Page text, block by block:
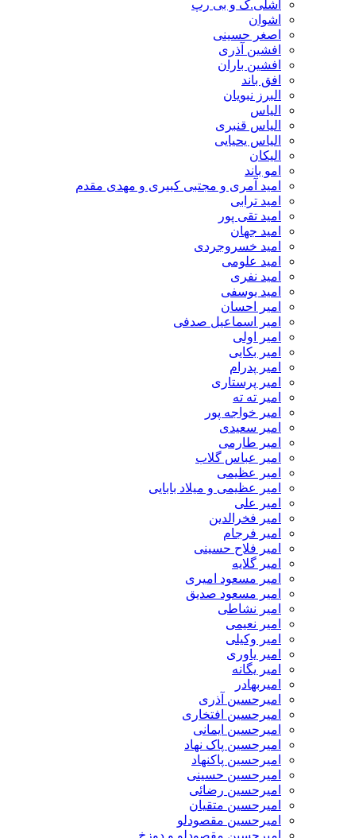
اشلی.ک و بی رپ
اشوان
اصغر حسینی
افشین آذری
افشین باران
افق باند
البرز نبویان
الیاس
الیاس قنبرى
الیاس یحیایی
الیکان
امو باند
امید آمری و مجتبی کبیری و مهدى مقدم
امید ترابی
امید تقی پور
امید جهان
امید خسروجردی
امید علومی
امید نفری
امید یوسفی
امیر احسان
امیر اسماعیل صدفی
امیر اولی
امیر بکایی
امیر پدرام
امیر پرستاری
امیر ته ته
امیر خواجه پور
امیر سعیدی
امیر طارمی
امیر عباس گلاب
امیر عظیمی
امیر عظیمی و میلاد بابایی
امیر علی
امیر فخرالدین
امیر فرجام
امیر فلاح حسینی
امیر گلایه
امیر مسعود امیری
امیر مسعود صدیق
امیر نشاطی
امیر نعیمی
امیر وکیلی
امیر یاوری
امیر یگانه
امیربهادر
امیرحسین آذری
امیرحسین افتخاری
امیرحسین ایمانی
امیرحسین پاک نهاد
امیرحسین پاکنهاد
امیرحسین حسینی
امیرحسین رضائی
امیرحسین متقیان
امیرحسین مقصودلو